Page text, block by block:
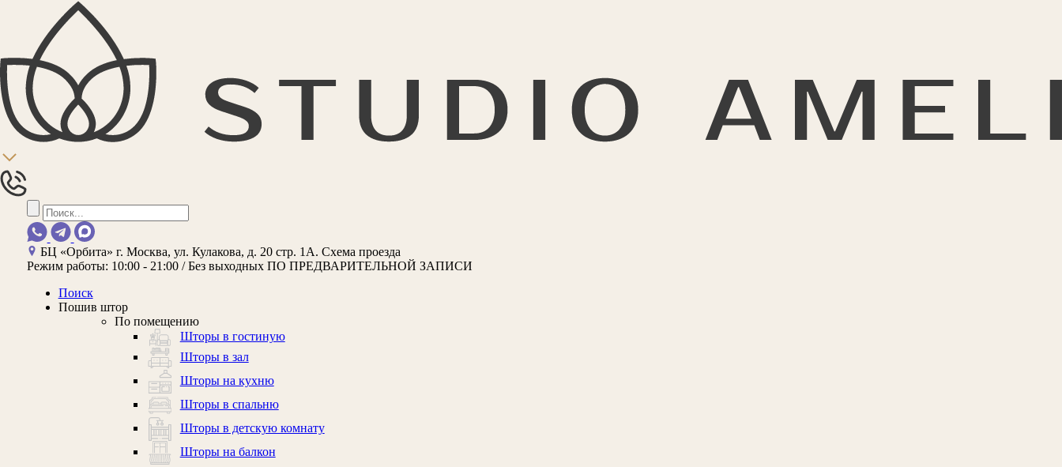
БЦ «Орбита» г. Москва, ул. Кулакова, д. 20 стр. 1А. Схема проезда
Режим работы: 10:00 - 21:00 / Без выходных ПО ПРЕДВАРИТЕЛЬНОЙ ЗАПИСИ
Поиск
Пошив штор
По помещению
Шторы в гостиную
Шторы в зал
Шторы на кухню
Шторы в спальню
Шторы в детскую комнату
Шторы на балкон